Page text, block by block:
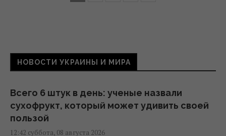
НОВОСТИ УКРАИНЫ И МИРА
Всего 6 штук в день: ученые назвали
сухофрукт, который может удивить своей
пользой
12:42 суббота, 08 августа 2026